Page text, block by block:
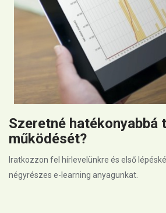
Szeretné hatékonyabbá
működését?
Iratkozzon fel hírlevelünkre és első
négyrészes e-learning anyagunkat.